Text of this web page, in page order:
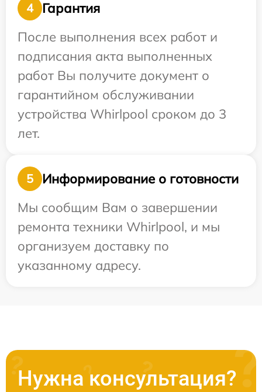
4
Гарантия
После выполнения всех работ и
подписания акта выполненных
работ Вы получите документ о
гарантийном обслуживании
устройства Whirlpool сроком до 3
лет.
5
Информирование о готовности
Мы сообщим Вам о завершении
ремонта техники Whirlpool, и мы
организуем доставку по
указанному адресу.
Нужна консультация?